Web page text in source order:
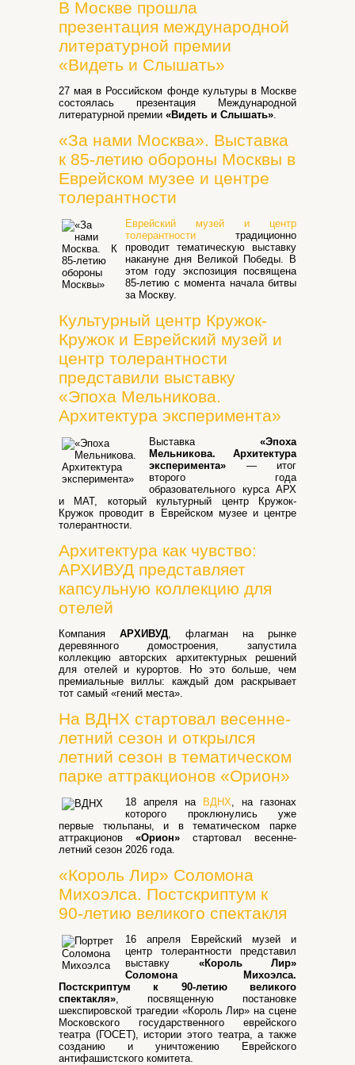
В Москве прошла
презентация международной
литературной премии
«Видеть и Слышать»
27 мая в Российском фонде культуры в Москве
состоялась презентация Международной
литературной премии «Видеть и Слышать».
«За нами Москва». Выставка
к 85-летию обороны Москвы в
Еврейском музее и центре
толерантности
Еврейский музей и центр
толерантности традиционно
проводит тематическую выставку
накануне дня Великой Победы. В
этом году экспозиция посвящена
85-летию с момента начала битвы
за Москву.
Культурный центр Кружок-
Кружок и Еврейский музей и
центр толерантности
представили выставку
«Эпоха Мельникова.
Архитектура эксперимента»
Выставка «Эпоха
Мельникова. Архитектура
эксперимента» — итог
второго года
образовательного курса АРХ
и МАТ, который культурный центр Кружок-
Кружок проводит в Еврейском музее и центре
толерантности.
Архитектура как чувство:
АРХИВУД представляет
капсульную коллекцию для
отелей
Компания АРХИВУД, флагман на рынке
деревянного домостроения, запустила
коллекцию авторских архитектурных решений
для отелей и курортов. Но это больше, чем
премиальные виллы: каждый дом раскрывает
тот самый «гений места».
На ВДНХ стартовал весенне-
летний сезон и открылся
летний сезон в тематическом
парке аттракционов «Орион»
18 апреля на ВДНХ, на газонах
которого проклюнулись уже
первые тюльпаны, и в тематическом парке
аттракционов «Орион» стартовал весенне-
летний сезон 2026 года.
«Король Лир» Соломона
Михоэлса. Постскриптум к
90-летию великого спектакля
16 апреля Еврейский музей и
центр толерантности представил
выставку «Король Лир»
Соломона Михоэлса.
Постскриптум к 90-летию великого
спектакля», посвященную постановке
шекспировской трагедии «Король Лир» на сцене
Московского государственного еврейского
театра (ГОСЕТ), истории этого театра, а также
созданию и уничтожению Еврейского
антифашистского комитета.